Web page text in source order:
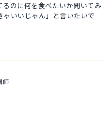
のに何を食べたいか聞いてみ
いいじゃん」と言いたいで
師